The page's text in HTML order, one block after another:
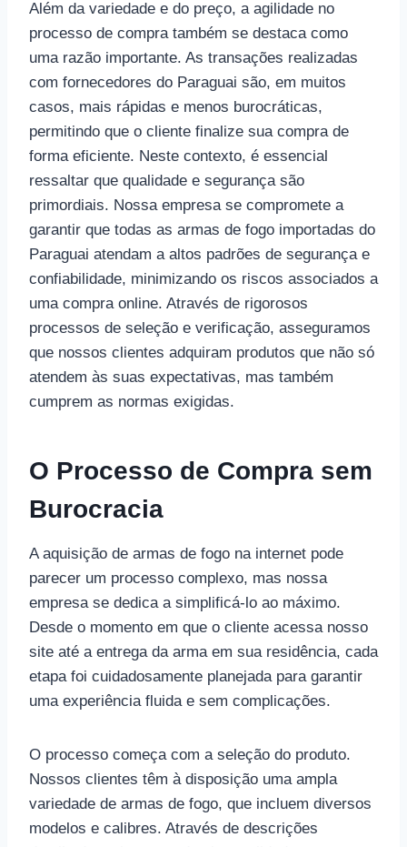
Além da variedade e do preço, a agilidade no
processo de compra também se destaca como
uma razão importante. As transações realizadas
com fornecedores do Paraguai são, em muitos
casos, mais rápidas e menos burocráticas,
permitindo que o cliente finalize sua compra de
forma eficiente. Neste contexto, é essencial
ressaltar que qualidade e segurança são
primordiais. Nossa empresa se compromete a
garantir que todas as armas de fogo importadas do
Paraguai atendam a altos padrões de segurança e
confiabilidade, minimizando os riscos associados a
uma compra online. Através de rigorosos
processos de seleção e verificação, asseguramos
que nossos clientes adquiram produtos que não só
atendem às suas expectativas, mas também
cumprem as normas exigidas.
O Processo de Compra sem
Burocracia
A aquisição de armas de fogo na internet pode
parecer um processo complexo, mas nossa
empresa se dedica a simplificá-lo ao máximo.
Desde o momento em que o cliente acessa nosso
site até a entrega da arma em sua residência, cada
etapa foi cuidadosamente planejada para garantir
uma experiência fluida e sem complicações.
O processo começa com a seleção do produto.
Nossos clientes têm à disposição uma ampla
variedade de armas de fogo, que incluem diversos
modelos e calibres. Através de descrições